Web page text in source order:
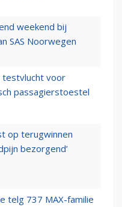
weekend bij
SAS Noorwegen
testvlucht voor
passagierstoestel
op terugwinnen
bezorgend’
telg 737 MAX-familie